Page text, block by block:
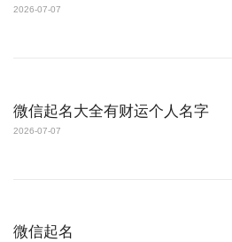
2026-07-07
微信起名大全有财运个人名字
2026-07-07
微信起名